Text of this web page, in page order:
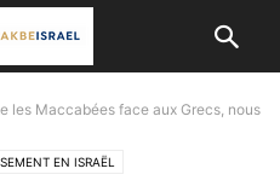
les Maccabées face aux Grecs, nous
EN ISRAËL